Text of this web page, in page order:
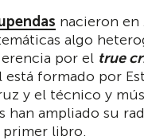
nacieron en
algo
por el true
formado por
y el técnico y
han ampliado su
libro.